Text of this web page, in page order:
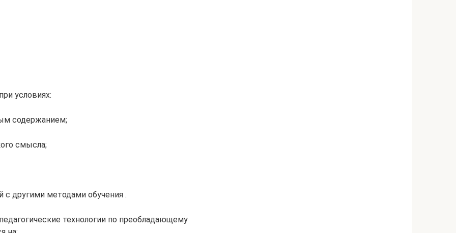
условиях:
содержанием;
смысла;
с другими методами обучения .
технологии по преобладающему